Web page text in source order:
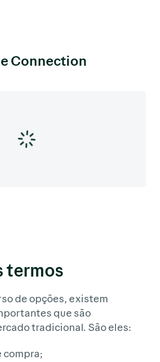
Connection
termos
de opções, existem
que são
tradicional. São eles:
compra;